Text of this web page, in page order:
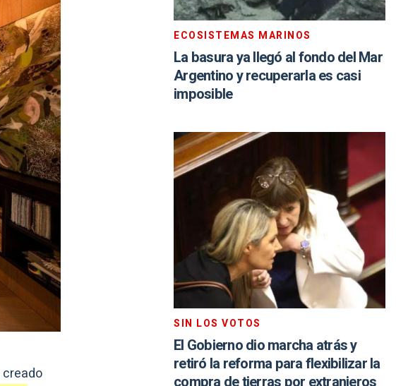
creado
ECOSISTEMAS MARINOS
La basura ya llegó al fondo del Mar
Argentino y recuperarla es casi
imposible
SIN LOS VOTOS
El Gobierno dio marcha atrás y
retiró la reforma para flexibilizar la